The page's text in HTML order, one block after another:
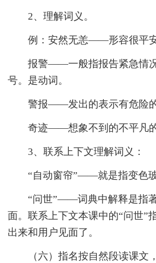
2、理解词义。
例：安然无恙——形容很平安
报警——一般指报告紧急情况
号。是动词。
警报——发出的表示有危险的`
奇迹——想象不到的不平凡的
3、联系上下文理解词义：
“自动窗帘”——就是指变色玻
“问世”——词典中解释是指著
面。联系上下文本课中的“问世”
出来和用户见面了。
（六）指名按自然段读课文